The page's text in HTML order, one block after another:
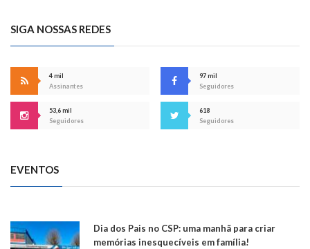
SIGA NOSSAS REDES
4 mil
Assinantes
97 mil
Seguidores
53,6 mil
Seguidores
618
Seguidores
EVENTOS
Dia dos Pais no CSP: uma manhã para criar
memórias inesquecíveis em família!